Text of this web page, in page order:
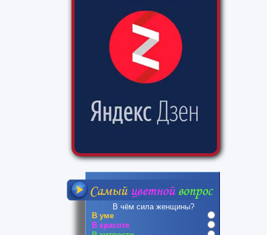
В чём сила женщины?
В уме
В красоте